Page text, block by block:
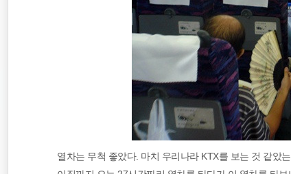
열차는 무척 좋았다. 마치 우리나라 KTX를 보는 것 같았